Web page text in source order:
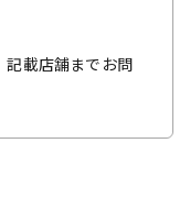
載店舗までお問